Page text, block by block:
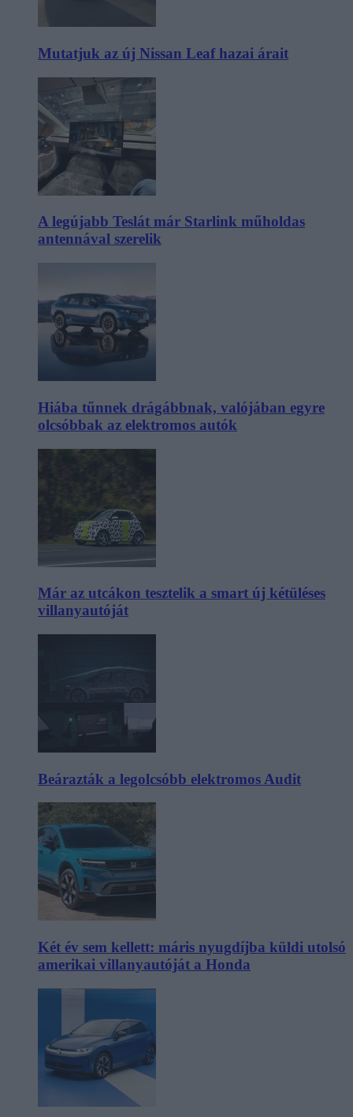
Mutatjuk az új Nissan Leaf hazai árait
A legújabb Teslát már Starlink műholdas
antennával szerelik
Hiába tűnnek drágábbnak, valójában egyre
olcsóbbak az elektromos autók
Már az utcákon tesztelik a smart új kétüléses
villanyautóját
Beárazták a legolcsóbb elektromos Audit
Két év sem kellett: máris nyugdíjba küldi utolsó
amerikai villanyautóját a Honda